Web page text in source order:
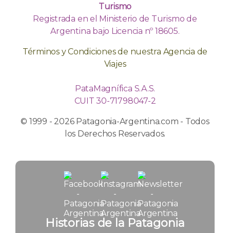
Turismo
Registrada en el Ministerio de Turismo de
Argentina bajo Licencia nº 18605.
Términos y Condiciones de nuestra Agencia de
Viajes
PataMagnífica S.A.S.
CUIT 30-71798047-2
© 1999 - 2026 Patagonia-Argentina.com - Todos
los Derechos Reservados.
Historias de la Patagonia